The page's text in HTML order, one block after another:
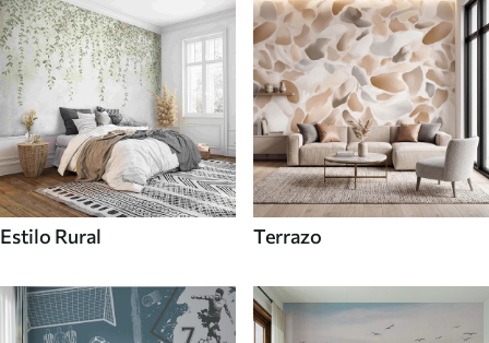
Estilo Rural Terrazo